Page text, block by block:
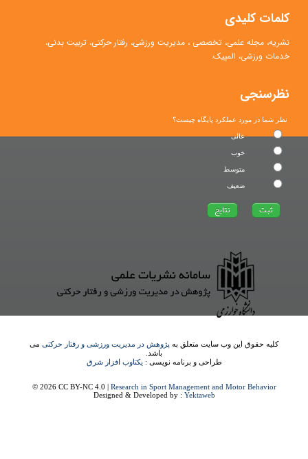
کلمات کلیدی
نشریه، مجله علمی،تخصصی،مدیریت ورزشی،رفتار حرکتی، تربیت بدنی،
خدمات ورزشی، المپیک.
نظرسنجی
نظر شما در مورد عملکرد پایگاه چیست؟
عالی
خوب
متوسط
ضعیف
کلیه حقوق این وب سایت متعلق به پژوهش در مدیریت ورزشی و رفتار حرکتیمی
باشد.
طراحی و برنامه نویسی : یکتاوب افزار شرق
© 2026 CC BY-NC 4.0 |Research in Sport Management and Motor Behavior
Designed & Developed by :Yektaweb